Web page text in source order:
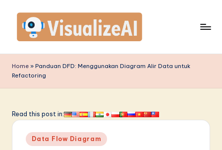
content
is
u
li
Home » Panduan DFD: Menggunakan Diagram Alir Data untuk
Refactoring
Read this post in:
Posted
in
Data Flow Diagram